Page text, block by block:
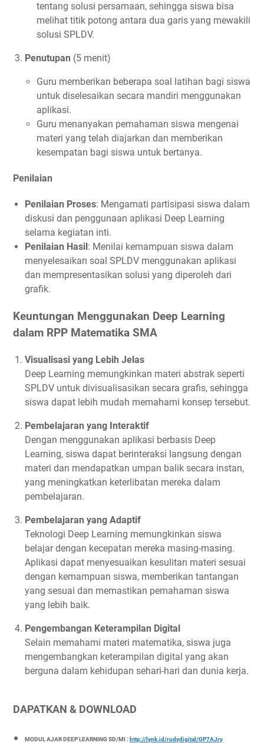
tentang solusi persamaan, sehingga siswa bisa
melihat titik potong antara dua garis yang mewakili
solusi SPLDV.
Penutupan (5 menit)
Guru memberikan beberapa soal latihan bagi siswa
untuk diselesaikan secara mandiri menggunakan
aplikasi.
Guru menanyakan pemahaman siswa mengenai
materi yang telah diajarkan dan memberikan
kesempatan bagi siswa untuk bertanya.
Penilaian
Penilaian Proses: Mengamati partisipasi siswa dalam
diskusi dan penggunaan aplikasi Deep Learning
selama kegiatan inti.
Penilaian Hasil : Menilai kemampuan siswa dalam
menyelesaikan soal SPLDV menggunakan aplikasi
dan mempresentasikan solusi yang diperoleh dari
grafik.
Keuntungan Menggunakan Deep Learning
dalam RPP Matematika SMA
Visualisasi yang Lebih Jelas
Deep Learning memungkinkan materi abstrak seperti
SPLDV untuk divisualisasikan secara grafis, sehingga
siswa dapat lebih mudah memahami konsep tersebut.
Pembelajaran yang Interaktif
Dengan menggunakan aplikasi berbasis Deep
Learning, siswa dapat berinteraksi langsung dengan
materi dan mendapatkan umpan balik secara instan,
yang meningkatkan keterlibatan mereka dalam
pembelajaran.
Pembelajaran yang Adaptif
Teknologi Deep Learning memungkinkan siswa
belajar dengan kecepatan mereka masing-masing.
Aplikasi dapat menyesuaikan kesulitan materi sesuai
dengan kemampuan siswa, memberikan tantangan
yang sesuai dan memastikan pemahaman siswa
yang lebih baik.
Pengembangan Keterampilan Digital
Selain memahami materi matematika, siswa juga
mengembangkan keterampilan digital yang akan
berguna dalam kehidupan sehari-hari dan dunia kerja.
DAPATKAN & DOWNLOAD
MODUL AJAR DEEP LEARNING SD/MI : http://lynk.id/rudydigital/GP7AJry